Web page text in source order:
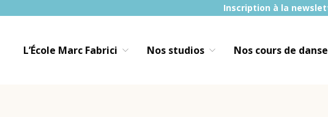
Inscription à la
L’École Marc Fabrici
Nos studios Nos cours de